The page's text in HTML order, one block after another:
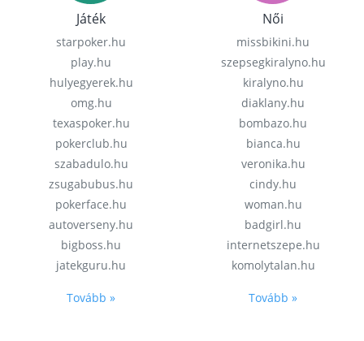
Játék
starpoker.hu
play.hu
hulyegyerek.hu
omg.hu
texaspoker.hu
pokerclub.hu
szabadulo.hu
zsugabubus.hu
pokerface.hu
autoverseny.hu
bigboss.hu
jatekguru.hu
Tovább »
Női
missbikini.hu
szepsegkiralyno.hu
kiralyno.hu
diaklany.hu
bombazo.hu
bianca.hu
veronika.hu
cindy.hu
woman.hu
badgirl.hu
internetszepe.hu
komolytalan.hu
Tovább »